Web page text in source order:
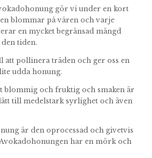
gör vi under en kort
blommar på våren och varje
en mycket begränsad mängd
tiden.
att pollinera träden och ger oss en
udda honung.
blommig och fruktig och smaken är
till medelstark syrlighet och även
är den oprocessad och givetvis
har en mörk och